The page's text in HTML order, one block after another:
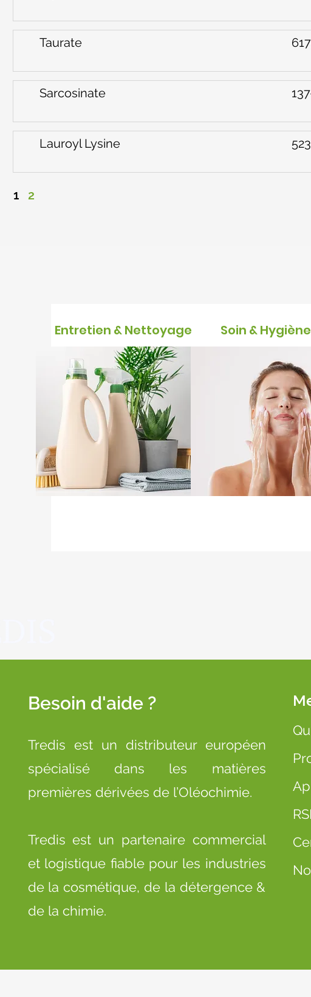
Taurate
Sarcosinate
Lauroyl Lysine
1 2
Entretien & Nettoyage Soin & Hygiène
Besoin d'aide ?
Tredis est un distributeur européen
spécialisé dans les matières
premières dérivées de l’Oléochimie.
Tredis est un partenaire commercial
et logistique fiable pour les industries
de la cosmétique, de la détergence &
de la chimie.